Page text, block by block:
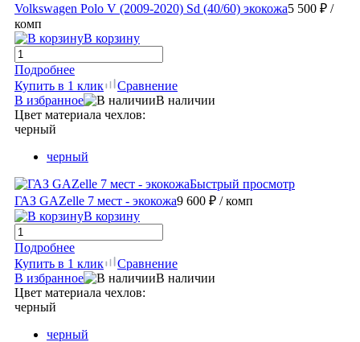
Volkswagen Polo V (2009-2020) Sd (40/60) экокожа5 500 ₽ /
комп
В корзину
Подробнее
Купить в 1 клик
Сравнение
В избранное
В наличии
Цвет материала чехлов:
черный
черный
Быстрый просмотр
ГАЗ GAZelle 7 мест - экокожа9 600 ₽ / комп
В корзину
Подробнее
Купить в 1 клик
Сравнение
В избранное
В наличии
Цвет материала чехлов:
черный
черный